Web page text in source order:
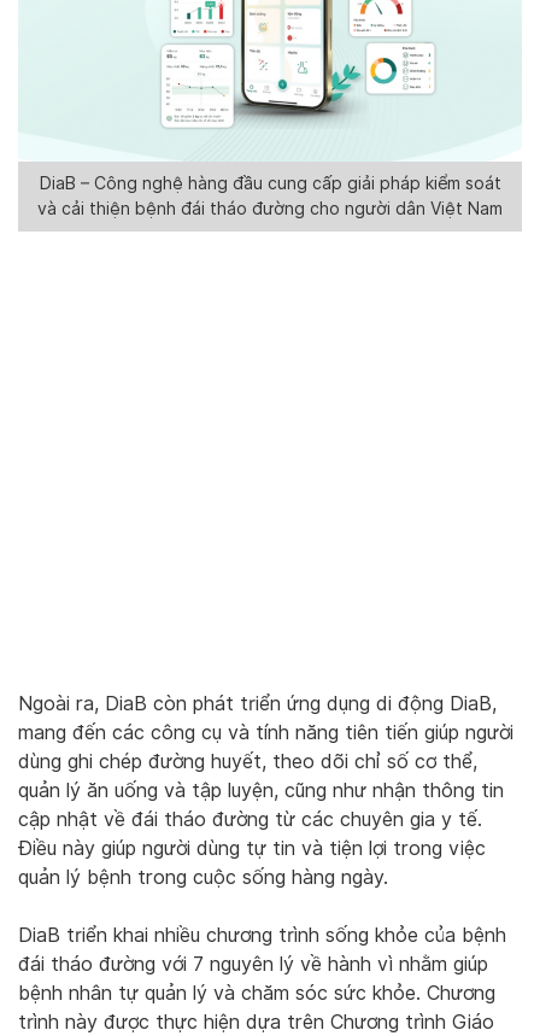
DiaB – Công nghệ hàng đầu cung cấp giải pháp kiểm soát
và cải thiện bệnh đái tháo đường cho người dân Việt Nam
Ngoài ra, DiaB còn phát triển ứng dụng di động DiaB,
mang đến các công cụ và tính năng tiên tiến giúp người
dùng ghi chép đường huyết, theo dõi chỉ số cơ thể,
quản lý ăn uống và tập luyện, cũng như nhận thông tin
cập nhật về đái tháo đường từ các chuyên gia y tế.
Điều này giúp người dùng tự tin và tiện lợi trong việc
quản lý bệnh trong cuộc sống hàng ngày.
DiaB triển khai nhiều chương trình sống khỏe của bệnh
đái tháo đường với 7 nguyên lý về hành vì nhằm giúp
bệnh nhân tự quản lý và chăm sóc sức khỏe. Chương
trình này được thực hiện dựa trên Chương trình Giáo